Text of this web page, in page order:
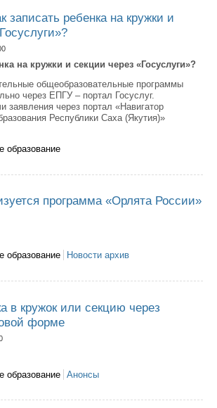
записать ребенка на кружки и
на кружки и секции через «Госуслуги»?
общеобразовательные программы
через ЕПГУ – портал Госуслуг.
заявления через портал «Навигатор
Республики Саха (Якутия)»
образование
«Госуслуги»?
программа «Орлята России»
образование
Новости архив
в кружок или секцию через
форме
образование Анонсы
по новой форме